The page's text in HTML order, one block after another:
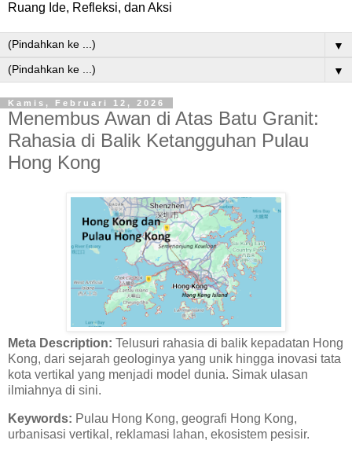
Ruang Ide, Refleksi, dan Aksi
▼
▼
Kamis, Februari 12, 2026
Menembus Awan di Atas Batu Granit:
Rahasia di Balik Ketangguhan Pulau
Hong Kong
Meta Description: Telusuri rahasia di balik kepadatan Hong
Kong, dari sejarah geologinya yang unik hingga inovasi tata
kota vertikal yang menjadi model dunia. Simak ulasan
ilmiahnya di sini.
Keywords: Pulau Hong Kong, geografi Hong Kong,
urbanisasi vertikal, reklamasi lahan, ekosistem pesisir.